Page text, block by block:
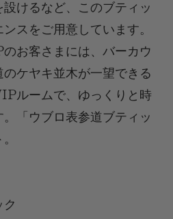
けるなど、このブティッ
スをご用意しています。
のお客さまには、バーカウ
のケヤキ並木が一望できる
ルームで、ゆっくりと時
「ウブロ表参道ブティッ
ク